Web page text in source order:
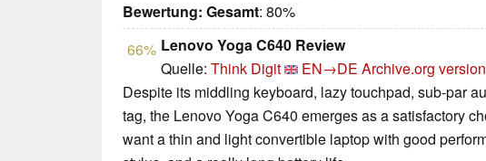
Bewertung: Gesamt: 80%
66% Lenovo Yoga C640 Review
Quelle: Think Digit EN→DE Archive.org version
Despite its middling keyboard, lazy touchpad, sub-par
tag, the Lenovo Yoga C640 emerges as a satisfactory
want a thin and light convertible laptop with good